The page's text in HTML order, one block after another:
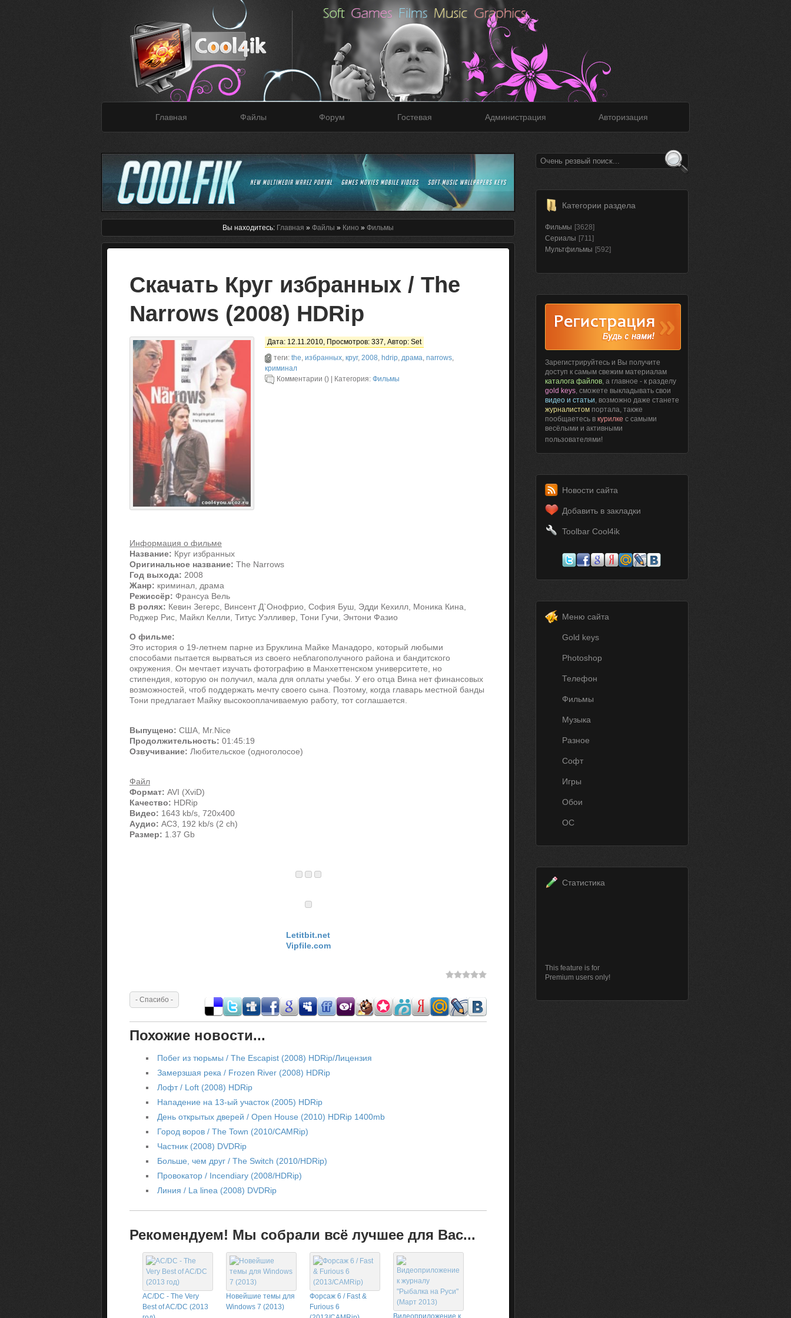
Главная Файлы Форум Гостевая Администрация Авторизация
Вы находитесь: Главная » Файлы » Кино » Фильмы
Скачать Круг избранных / The
Narrows (2008) HDRip
Дата: 12.11.2010, Просмотров: 337, Автор: Set
теги: the, избранных, круг, 2008, hdrip, драма, narrows,
криминал
Комментарии () | Категория: Фильмы
Информация о фильме
Название: Круг избранных
Оригинальное название: The Narrows
Год выхода: 2008
Жанр: криминал, драма
Режиссёр: Франсуа Вель
В ролях: Кевин Зегерс, Винсент Д`Онофрио, София Буш, Эдди Кехилл, Моника Кина,
Роджер Рис, Майкл Келли, Титус Уэлливер, Тони Гучи, Энтони Фазио
О фильме:
Это история о 19-летнем парне из Бруклина Майке Манадоро, который любыми
способами пытается вырваться из своего неблагополучного района и бандитского
окружения. Он мечтает изучать фотографию в Манхеттенском университете, но
стипендия, которую он получил, мала для оплаты учебы. У его отца Вина нет финансовых
возможностей, чтоб поддержать мечту своего сына. Поэтому, когда главарь местной банды
Тони предлагает Майку высокооплачиваемую работу, тот соглашается.
Выпущено: США, Mr.Nice
Продолжительность: 01:45:19
Озвучивание: Любительское (одноголосое)
Файл
Формат: AVI (XviD)
Качество: HDRip
Видео: 1643 kb/s, 720x400
Аудио: AC3, 192 kb/s (2 ch)
Размер: 1.37 Gb
Letitbit.net
Vipfile.com
Похожие новости...
Побег из тюрьмы / The Escapist (2008) HDRip/Лицензия
Замерзшая река / Frozen River (2008) HDRip
Лофт / Loft (2008) HDRip
Нападение на 13-ый участок (2005) HDRip
День открытых дверей / Open House (2010) HDRip 1400mb
Город воров / The Town (2010/CAMRip)
Частник (2008) DVDRip
Больше, чем друг / The Switch (2010/HDRip)
Провокатор / Incendiary (2008/HDRip)
Линия / La linea (2008) DVDRip
Рекомендуем! Мы собрали всё лучшее для Вас...
AC/DC - The Very
Best of AC/DC (2013
Новейшие темы для
Windows 7 (2013)
Форсаж 6 / Fast &
Furious 6
Видеоприложение к
Категории раздела
Фильмы [3628]
Сериалы [711]
Мультфильмы [592]
Зарегистрируйтесь и Вы получите
доступ к самым свежим материалам
каталога файлов, а главное - к разделу
gold keys, сможете выкладывать свои
видео и статьи, возможно даже станете
журналистом портала, также
пообщаетесь в курилке с самыми
весёлыми и активными
пользователями!
Новости сайта
Добавить в закладки
Toolbar Cool4ik
Меню сайта
Gold keys
Photoshop
Телефон
Фильмы
Музыка
Разное
Софт
Игры
Обои
ОС
Статистика
This feature is for
Premium users only!